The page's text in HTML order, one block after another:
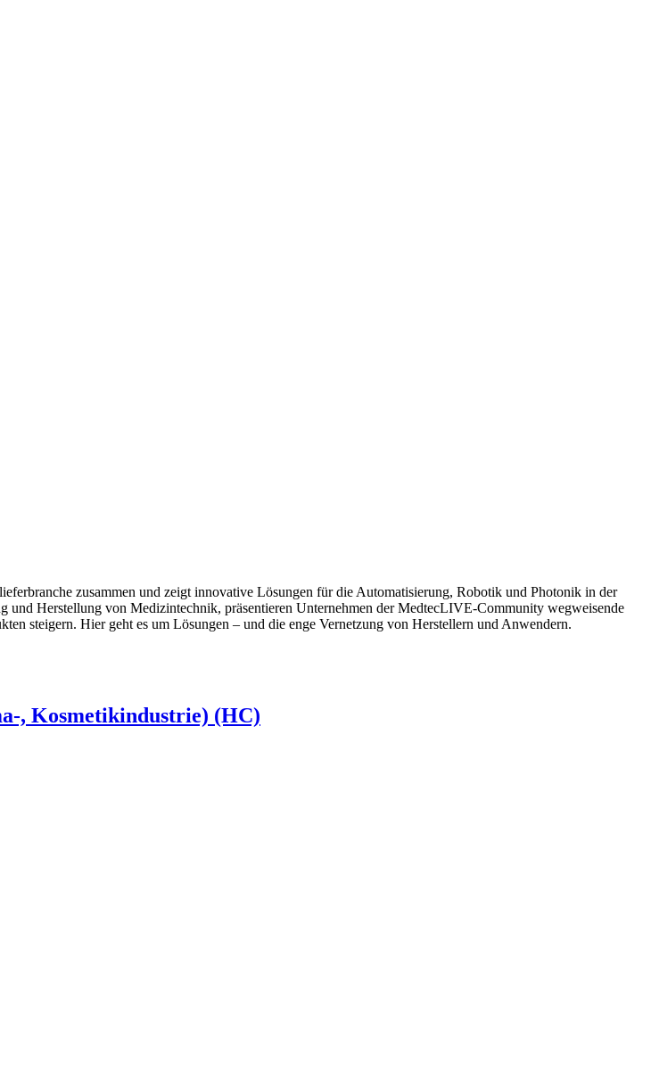
zusammen und zeigt innovative Lösungen für die Automatisierung, Robotik und Photonik in der
Herstellung von Medizintechnik, präsentieren Unternehmen der MedtecLIVE-Community wegweisende
steigern. Hier geht es um Lösungen – und die enge Vernetzung von Herstellern und Anwendern.
, Kosmetikindustrie) (HC)